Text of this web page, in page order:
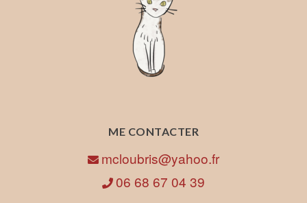
ME CONTACTER
mcloubris@yahoo.fr
06 68 67 04 39